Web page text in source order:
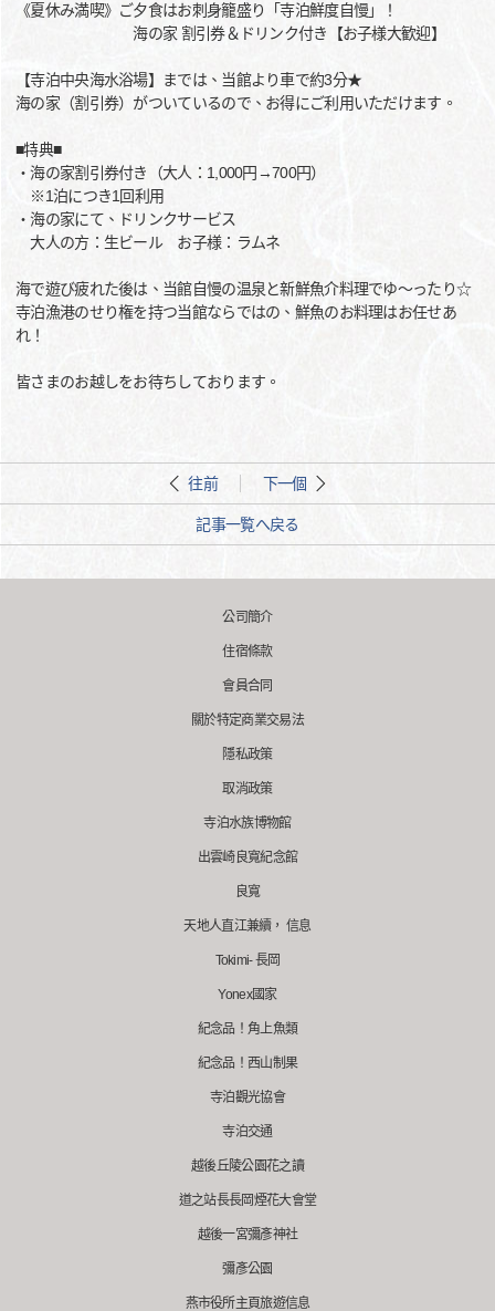
《夏休み満喫》ご夕食はお刺身籠盛り「寺泊鮮度自慢」！
海の家 割引券＆ドリンク付き【お子様大歓迎】
【寺泊中央海水浴場】までは、当館より車で約3分★
海の家（割引券）がついているので、お得にご利用いただけます。
■特典■
・海の家割引券付き（大人：1,000円→700円）
※1泊につき1回利用
・海の家にて、ドリンクサービス
大人の方：生ビール お子様：ラムネ
海で遊び疲れた後は、当館自慢の温泉と新鮮魚介料理でゆ～ったり☆
寺泊漁港のせり権を持つ当館ならではの、鮮魚のお料理はお任せあ
れ！
皆さまのお越しをお待ちしております。
往前 下一個
記事一覧へ戻る
公司簡介
住宿條款
會員合同
關於特定商業交易法
隱私政策
取消政策
寺泊水族博物館
出雲崎良寬紀念館
良寬
天地人直江兼續， 信息
Tokimi- 長岡
Yonex國家
紀念品！角上魚類
紀念品！西山制果
寺泊觀光協會
寺泊交通
越後丘陵公園花之讀
道之站長長岡煙花大會堂
越後一宮彌彥神社
彌彥公園
燕市役所主頁旅遊信息